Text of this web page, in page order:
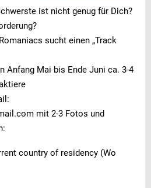
ist nicht genug für Dich?
sucht einen „Track
Anfang Mai bis Ende Juni ca. 3-4
mit 2-3 Fotos und
country of residency (Wo